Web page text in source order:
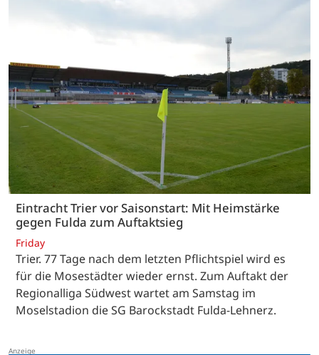
Eintracht Trier vor Saisonstart: Mit Heimstärke
gegen Fulda zum Auftaktsieg
Friday
Trier. 77 Tage nach dem letzten Pflichtspiel wird es
für die Mosestädter wieder ernst. Zum Auftakt der
Regionalliga Südwest wartet am Samstag im
Moselstadion die SG Barockstadt Fulda-Lehnerz.